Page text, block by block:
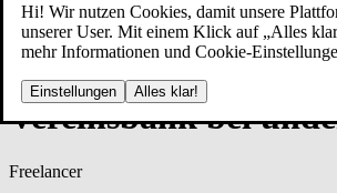
Hi! Wir nutzen Cookies, damit unsere
unserer User. Mit einem Klick auf „Alles
mehr Informationen und Cookie-
Einstellungen Alles klar!
Re­mo­te ­Sa­les
Ver­eins­ban­k bei
Freelancer